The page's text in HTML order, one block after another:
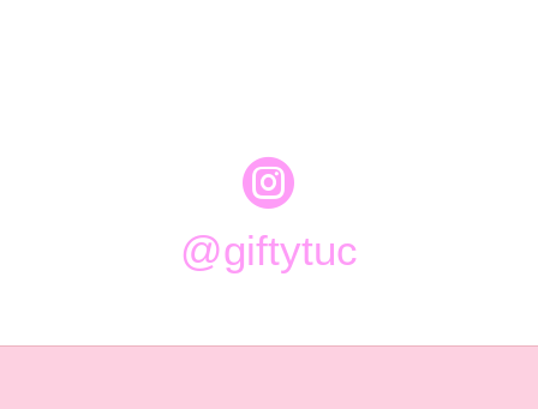

@giftytuc